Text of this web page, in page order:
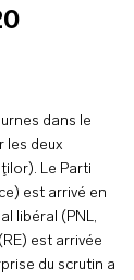
dans le
les deux
Le Parti
est arrivé en
libéral (PNL,
est arrivée
du scrutin a